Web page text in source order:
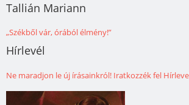
Tallián Mariann
„Székből vár, órából élmény!”
Hírlevél
Ne maradjon le új írásainkról! Iratkozzék fel